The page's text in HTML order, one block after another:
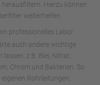
Hierzu können
weiterhelfen.
professionelles Labor
auch andere wichtige
z.B. Blei, Nitrat,
Chrom und Bakterien. So
Rohrleitungen,